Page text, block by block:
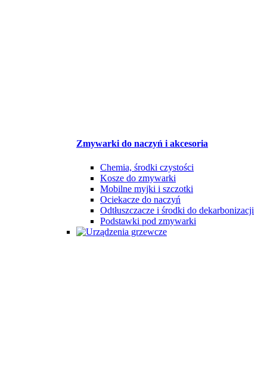
Zmywarki do naczyń i akcesoria
Chemia, środki czystości
Kosze do zmywarki
Mobilne myjki i szczotki
Ociekacze do naczyń
Odtłuszczacze i środki do dekarbonizacji
Podstawki pod zmywarki